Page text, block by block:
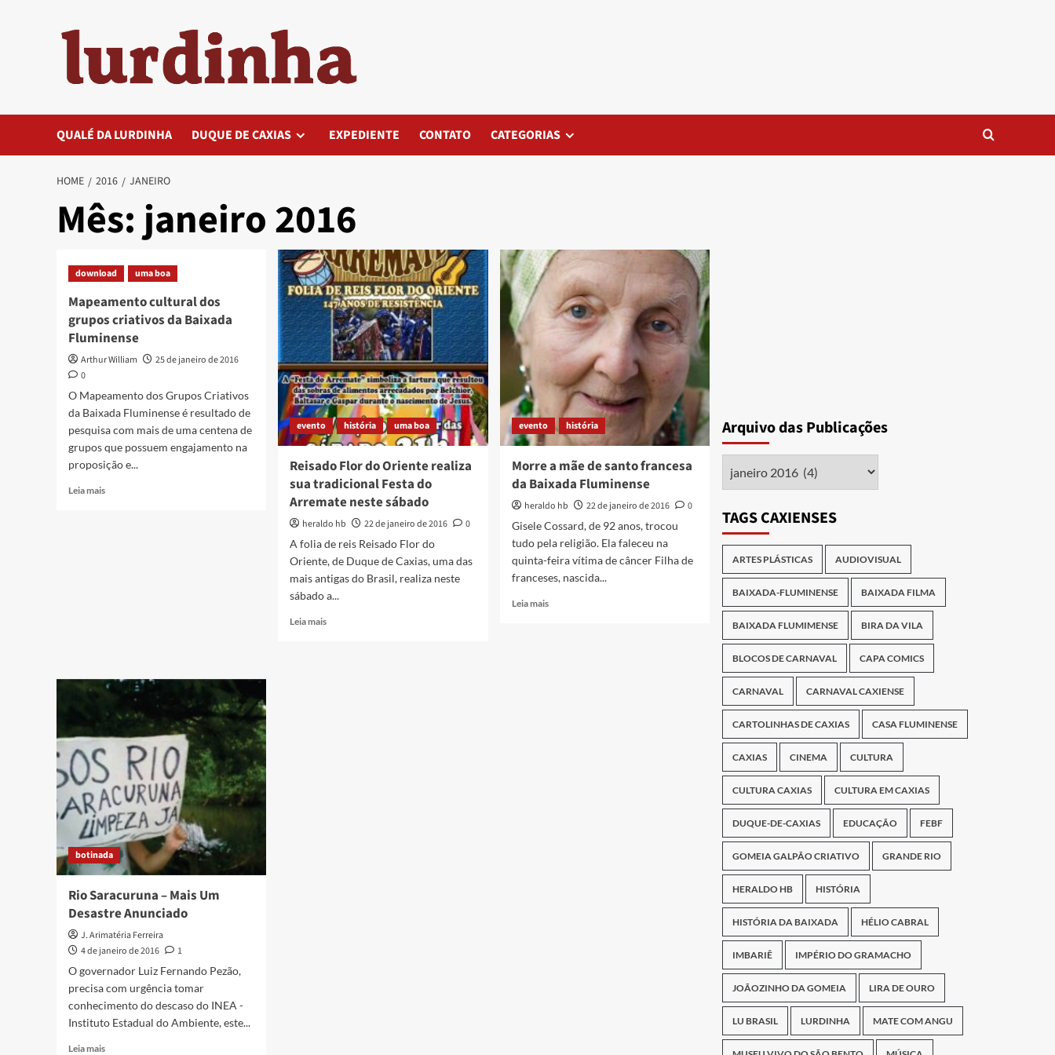
QUALÉ DA LURDINHA DUQUE DE CAXIAS EXPEDIENTE CONTATO CATEGORIAS
HOME 2016 JANEIRO
Mês:janeiro 2016
download uma boa
Mapeamento cultural dos
grupos criativos da Baixada
Fluminense
Arthur William
25 de janeiro de 2016
0
O Mapeamento dos Grupos Criativos
da Baixada Fluminense é resultado de
pesquisa com mais de uma centena de
grupos que possuem engajamento na
proposição e...
Leia maisRead
evento história uma boa
Reisado Flor do Oriente realiza
sua tradicional Festa do
Arremate neste sábado
heraldo hb 22 de janeiro de 2016
0
A folia de reis Reisado Flor do
Oriente, de Duque de Caxias, uma das
mais antigas do Brasil, realiza neste
sábado a...
Leia maisRead
evento história
Morre a mãe de santo francesa
da Baixada Fluminense
heraldo hb 22 de janeiro de 2016
0
Gisele Cossard, de 92 anos, trocou
tudo pela religião. Ela faleceu na
quinta-feira vítima de câncer Filha de
franceses, nascida...
Leia maisRead
botinada
Rio Saracuruna – Mais Um
Desastre Anunciado
J. Arimatéria Ferreira
4 de janeiro de 2016
1
O governador Luiz Fernando Pezão,
precisa com urgência tomar
conhecimento do descaso do INEA -
Instituto Estadual do Ambiente, este...
Leia maisRead
Arquivo das Publicações
das
TAGS CAXIENSES
ARTES PLÁSTICAS AUDIOVISUAL
BAIXADA-FLUMINENSE BAIXADA FILMA
BAIXADA FLUMIMENSE BIRA DA VILA
BLOCOS DE CARNAVAL CAPA COMICS
CARNAVAL CARNAVAL CAXIENSE
CARTOLINHAS DE CAXIAS CASA FLUMINENSE
CAXIAS CINEMA CULTURA
CULTURA CAXIAS CULTURA EM CAXIAS
DUQUE-DE-CAXIAS EDUCAÇÃO FEBF
GOMEIA GALPÃO CRIATIVO GRANDE RIO
HERALDO HB HISTÓRIA
HISTÓRIA DA BAIXADA HÉLIO CABRAL
IMBARIÊ IMPÉRIO DO GRAMACHO
JOÃOZINHO DA GOMEIA LIRA DE OURO
LU BRASIL LURDINHA MATE COM ANGU